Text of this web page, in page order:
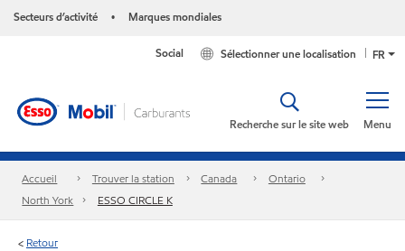
Secteurs d’activité • Marques mondiales
FR
Sélectionner une localisation
Social
Menu
Recherche sur le site web
Accueil Trouver la station Canada
Ontario
North York
ESSO CIRCLE K
< Retour